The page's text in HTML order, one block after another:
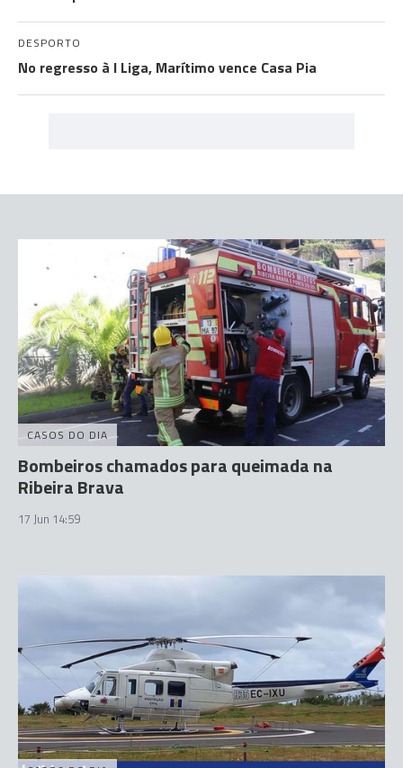
DESPORTO
No regresso à I Liga, Marítimo vence Casa Pia
CASOS DO DIA
Bombeiros chamados para queimada na
Ribeira Brava
17 Jun 14:59